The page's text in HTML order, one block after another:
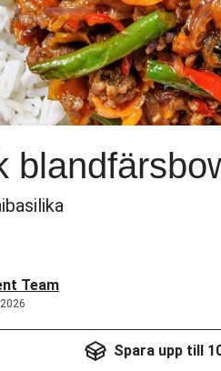
Team
Spara upp till